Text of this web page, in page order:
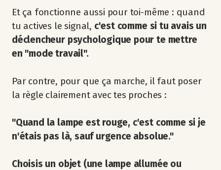
Et ça fonctionne aussi pour toi-même : quand
tu actives le signal, c'est comme si tu avais un
déclencheur psychologique pour te mettre
en "mode travail".
Par contre, pour que ça marche, il faut poser
la règle clairement avec tes proches :
"Quand la lampe est rouge, c'est comme si je
n'étais pas là, sauf urgence absolue."
Choisis un objet (une lampe allumée ou